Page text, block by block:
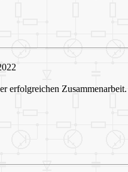
erfolgreichen Zusammenarbeit.